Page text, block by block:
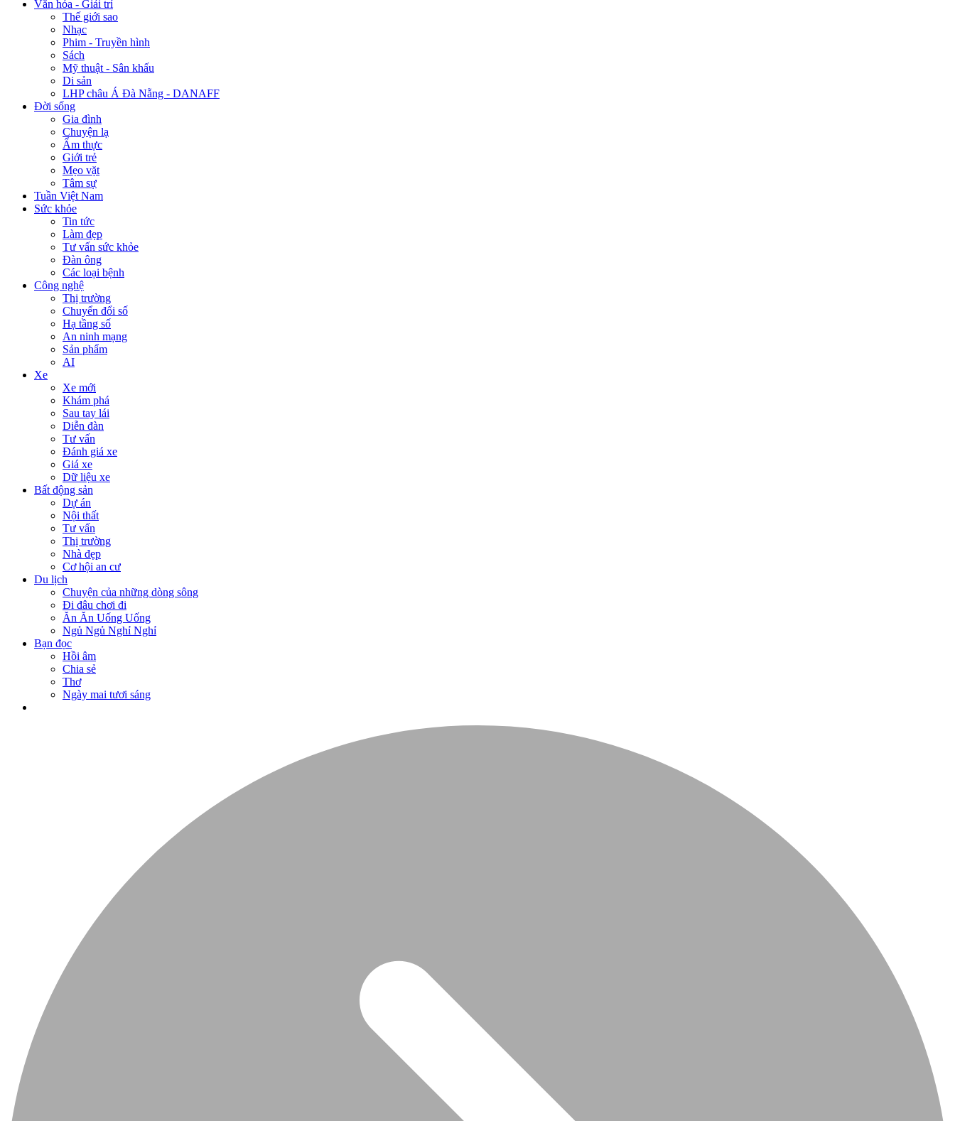
Văn hóa - Giải trí
Thế giới sao
Nhạc
Phim - Truyền hình
Sách
Mỹ thuật - Sân khấu
Di sản
LHP châu Á Đà Nẵng - DANAFF
Đời sống
Gia đình
Chuyện lạ
Ẩm thực
Giới trẻ
Mẹo vặt
Tâm sự
Tuần Việt Nam
Sức khỏe
Tin tức
Làm đẹp
Tư vấn sức khỏe
Đàn ông
Các loại bệnh
Công nghệ
Thị trường
Chuyển đổi số
Hạ tầng số
An ninh mạng
Sản phẩm
AI
Xe
Xe mới
Khám phá
Sau tay lái
Diễn đàn
Tư vấn
Đánh giá xe
Giá xe
Dữ liệu xe
Bất động sản
Dự án
Nội thất
Tư vấn
Thị trường
Nhà đẹp
Cơ hội an cư
Du lịch
Chuyện của những dòng sông
Đi đâu chơi đi
Ăn Ăn Uống Uống
Ngủ Ngủ Nghỉ Nghỉ
Bạn đọc
Hồi âm
Chia sẻ
Thơ
Ngày mai tươi sáng